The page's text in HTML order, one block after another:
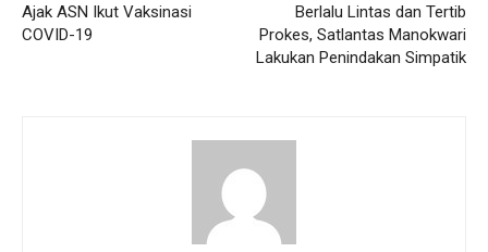
Ajak ASN Ikut Vaksinasi
COVID-19
Berlalu Lintas dan Tertib
Prokes, Satlantas Manokwari
Lakukan Penindakan Simpatik